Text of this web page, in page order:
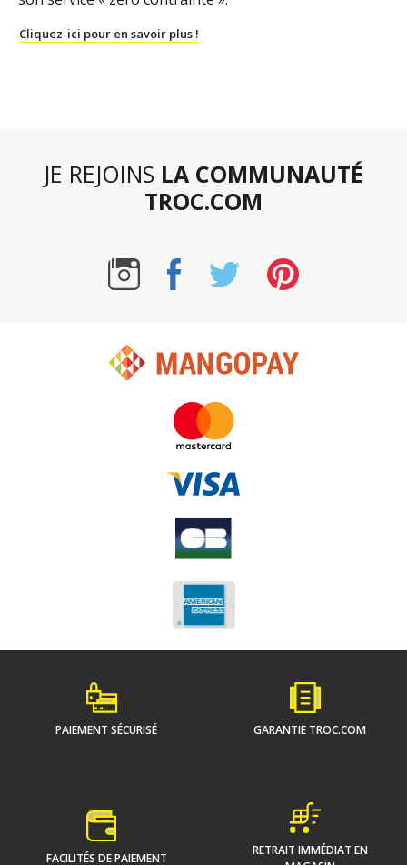
Cliquez-ici pour en savoir plus !
JE REJOINS LA COMMUNAUTÉ
TROC.COM
PAIEMENT SÉCURISÉ GARANTIE TROC.COM
FACILITÉS DE PAIEMENT
RETRAIT IMMÉDIAT EN